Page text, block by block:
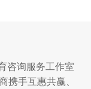
咨询服务工作室
携手互惠共赢、